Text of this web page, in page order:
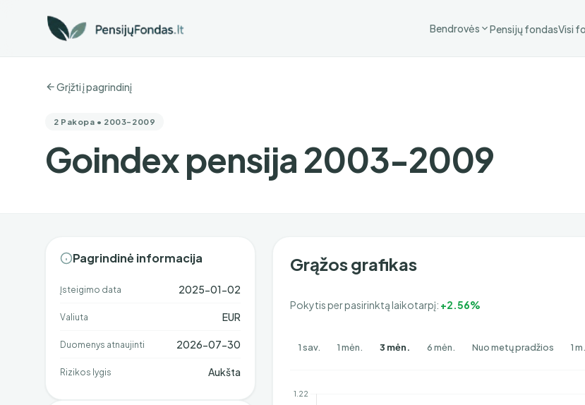
Bendrovės Pensijų fondasVisi
Grįžti į pagrindinį
2 Pakopa • 2003-2009
Goindex pensija 2003-2009
Pagrindinė informacija
Įsteigimo data 2025-01-02
Valiuta EUR
Duomenys atnaujinti 2026-07-30
Rizikos lygis Aukšta
Grąžos grafikas
Pokytis per pasirinktą laikotarpį: +2.56%
1 sav. 1 mėn. 3 mėn. 6 mėn. Nuo metų pradžios 1 m.